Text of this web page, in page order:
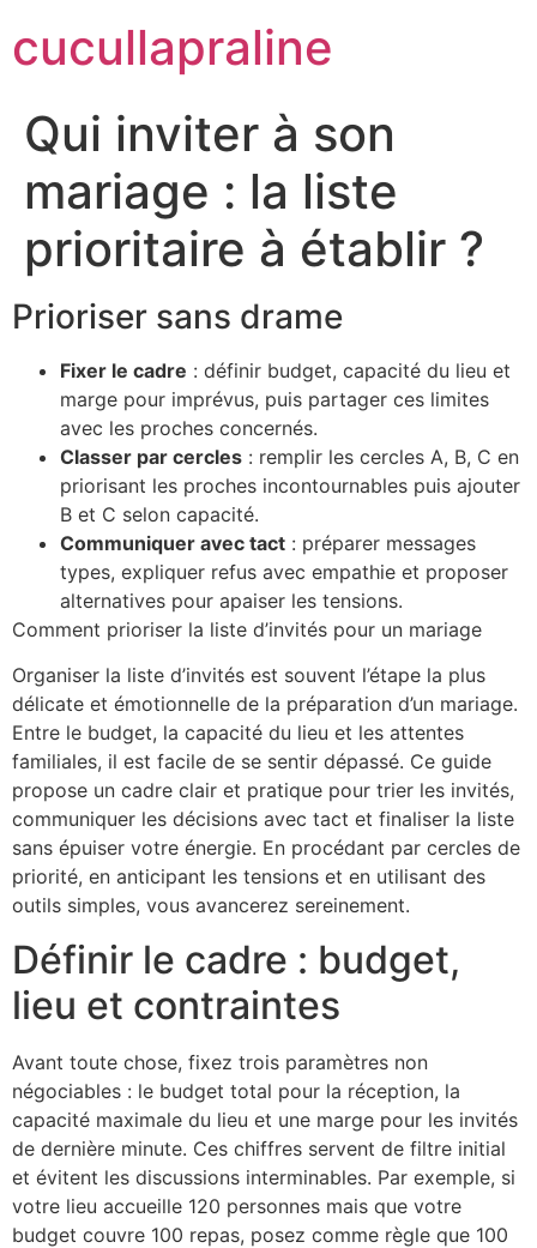
cucullapraline
Qui inviter à son
mariage : la liste
prioritaire à établir ?
Prioriser sans drame
Fixer le cadre : définir budget, capacité du lieu et
marge pour imprévus, puis partager ces limites
avec les proches concernés.
Classer par cercles : remplir les cercles A, B, C en
priorisant les proches incontournables puis ajouter
B et C selon capacité.
Communiquer avec tact : préparer messages
types, expliquer refus avec empathie et proposer
alternatives pour apaiser les tensions.
Comment prioriser la liste d’invités pour un mariage
Organiser la liste d’invités est souvent l’étape la plus
délicate et émotionnelle de la préparation d’un mariage.
Entre le budget, la capacité du lieu et les attentes
familiales, il est facile de se sentir dépassé. Ce guide
propose un cadre clair et pratique pour trier les invités,
communiquer les décisions avec tact et finaliser la liste
sans épuiser votre énergie. En procédant par cercles de
priorité, en anticipant les tensions et en utilisant des
outils simples, vous avancerez sereinement.
Définir le cadre : budget,
lieu et contraintes
Avant toute chose, fixez trois paramètres non
négociables : le budget total pour la réception, la
capacité maximale du lieu et une marge pour les invités
de dernière minute. Ces chiffres servent de filtre initial
et évitent les discussions interminables. Par exemple, si
votre lieu accueille 120 personnes mais que votre
budget couvre 100 repas, posez comme règle que 100